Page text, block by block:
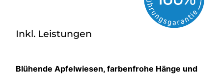
Inkl. Leistungen
Blühende Apfelwiesen, farbenfrohe Hänge und